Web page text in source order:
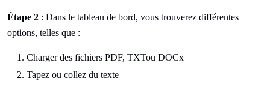
Étape 2 : Dans le tableau de bord, vous trouverez différentes
options, telles que :
Charger des fichiers PDF, TXTou DOCx
Tapez ou collez du texte